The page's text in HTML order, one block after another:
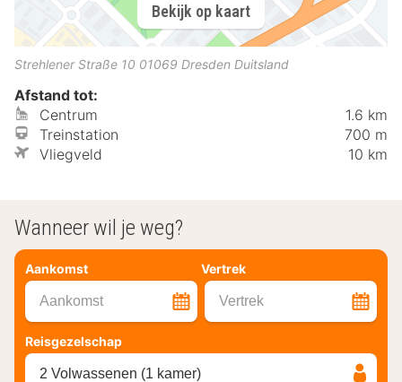
Bekijk op kaart
Strehlener Straße 10 01069 Dresden Duitsland
Afstand tot:
Centrum
1.6 km
Treinstation
700 m
Vliegveld
10 km
Wanneer wil je weg?
Aankomst Vertrek
Aankomst Vertrek
Reisgezelschap
2 Volwassenen (1 kamer)